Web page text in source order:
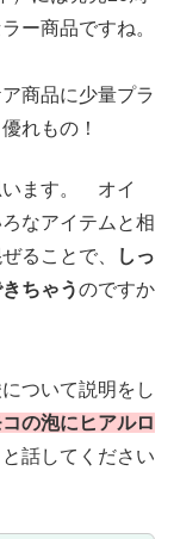
ー商品ですね。
商品に少量プラ
れもの！
います。 オイ
なアイテムと相
ることで、
しっ
ちゃうのですか
ついて説明をし
の泡にヒアルロ
と話してください